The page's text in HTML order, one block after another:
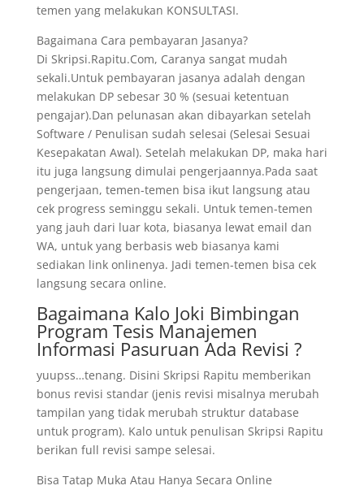
temen yang melakukan KONSULTASI.
Bagaimana Cara pembayaran Jasanya?
Di Skripsi.Rapitu.Com, Caranya sangat mudah
sekali.Untuk pembayaran jasanya adalah dengan
melakukan DP sebesar 30 % (sesuai ketentuan
pengajar).Dan pelunasan akan dibayarkan setelah
Software / Penulisan sudah selesai (Selesai Sesuai
Kesepakatan Awal). Setelah melakukan DP, maka hari
itu juga langsung dimulai pengerjaannya.Pada saat
pengerjaan, temen-temen bisa ikut langsung atau
cek progress seminggu sekali. Untuk temen-temen
yang jauh dari luar kota, biasanya lewat email dan
WA, untuk yang berbasis web biasanya kami
sediakan link onlinenya. Jadi temen-temen bisa cek
langsung secara online.
Bagaimana Kalo Joki Bimbingan
Program Tesis Manajemen
Informasi Pasuruan Ada Revisi ?
yuupss…tenang. Disini Skripsi Rapitu memberikan
bonus revisi standar (jenis revisi misalnya merubah
tampilan yang tidak merubah struktur database
untuk program). Kalo untuk penulisan Skripsi Rapitu
berikan full revisi sampe selesai.
Bisa Tatap Muka Atau Hanya Secara Online